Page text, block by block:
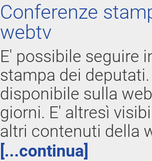
Conferenze
webtv
E' possibile seguire
stampa dei
disponibile sulla
giorni. E' altresì
altri contenuti della
[...continua]